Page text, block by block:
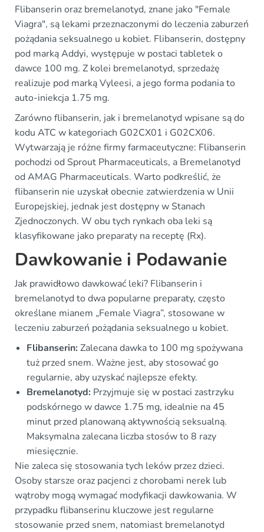
Flibanserin oraz bremelanotyd, znane jako "Female
Viagra", są lekami przeznaczonymi do leczenia zaburzeń
pożądania seksualnego u kobiet. Flibanserin, dostępny
pod marką Addyi, występuje w postaci tabletek o
dawce 100 mg. Z kolei bremelanotyd, sprzedażę
realizuje pod marką Vyleesi, a jego forma podania to
auto-iniekcja 1.75 mg.
Zarówno flibanserin, jak i bremelanotyd wpisane są do
kodu ATC w kategoriach G02CX01 i G02CX06.
Wytwarzają je różne firmy farmaceutyczne: Flibanserin
pochodzi od Sprout Pharmaceuticals, a Bremelanotyd
od AMAG Pharmaceuticals. Warto podkreślić, że
flibanserin nie uzyskał obecnie zatwierdzenia w Unii
Europejskiej, jednak jest dostępny w Stanach
Zjednoczonych. W obu tych rynkach oba leki są
klasyfikowane jako preparaty na receptę (Rx).
Dawkowanie i Podawanie
Jak prawidłowo dawkować leki? Flibanserin i
bremelanotyd to dwa popularne preparaty, często
określane mianem „Female Viagra”, stosowane w
leczeniu zaburzeń pożądania seksualnego u kobiet.
Flibanserin:Zalecana dawka to 100 mg spożywana
tuż przed snem. Ważne jest, aby stosować go
regularnie, aby uzyskać najlepsze efekty.
Bremelanotyd: Przyjmuje się w postaci zastrzyku
podskórnego w dawce 1.75 mg, idealnie na 45
minut przed planowaną aktywnością seksualną.
Maksymalna zalecana liczba stosów to 8 razy
miesięcznie.
Nie zaleca się stosowania tych leków przez dzieci.
Osoby starsze oraz pacjenci z chorobami nerek lub
wątroby mogą wymagać modyfikacji dawkowania. W
przypadku flibanserinu kluczowe jest regularne
stosowanie przed snem, natomiast bremelanotyd